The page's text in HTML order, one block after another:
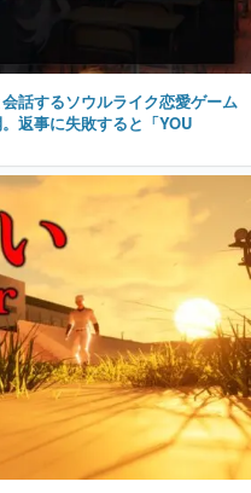
話するソウルライク恋愛ゲーム
返事に失敗すると「YOU